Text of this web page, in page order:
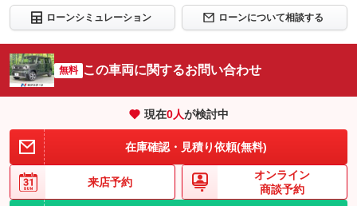
ローンシミュレーション ローンについて相談する
無料 この車両に関するお問い合わせ
現在0人が検討中
在庫確認・見積り依頼(無料)
来店予約
オンライン
商談予約